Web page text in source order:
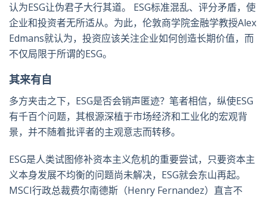
认为ESG让伪君子大行其道。 ESG标准混乱、评分矛盾，使
企业和投资者无所适从。为此，伦敦商学院金融学教授Alex
Edmans就认为，投资应该关注企业如何创造长期价值，而
不仅局限于所谓的ESG。
其来有自
多方夹击之下，ESG是否会销声匿迹？笔者相信，纵使ESG
有千百个问题，其根源深植于市场经济和工业化的宏观背
景，并不随着批评者的主观意志而转移。
ESG是人类试图修补资本主义危机的重要尝试，只要资本主
义本身发展不均衡的问题尚未解决，ESG就会东山再起。
MSCI行政总裁费尔南德斯（Henry Fernandez）直言不